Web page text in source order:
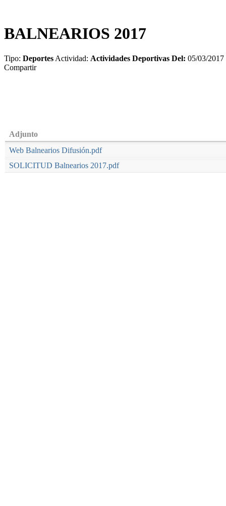
BALNEARIOS 2017
Tipo: Deportes Actividad: Actividades Deportivas Del: 05/03/2017
Compartir
Adjunto
Web Balnearios Difusión.pdf
SOLICITUD Balnearios 2017.pdf